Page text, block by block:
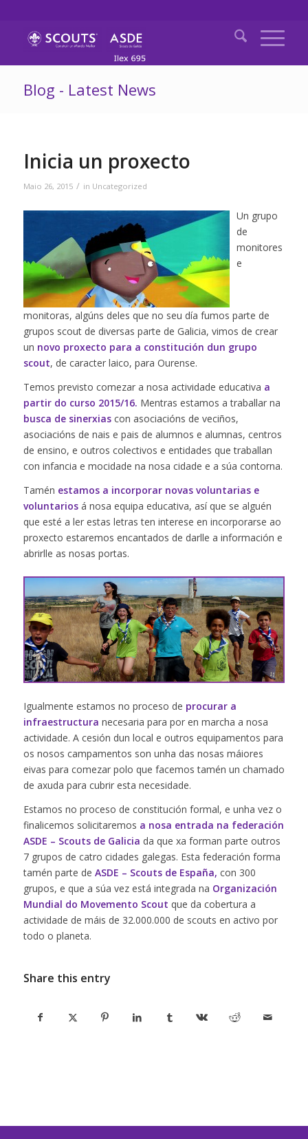
Blog - Latest News
Inicia un proxecto
Maio 26, 2015 / in Uncategorized
Un grupo
de
monitores
e
monitoras, algúns deles que no seu día fumos parte de
grupos scout de diversas parte de Galicia, vimos de crear
un novo proxecto para a constitución dun grupo
scout, de caracter laico, para Ourense.
Temos previsto comezar a nosa actividade educativa a
partir do curso 2015/16. Mentras estamos a traballar na
busca de sinerxiascon asociacións de veciños,
asociacións de nais e pais de alumnos e alumnas, centros
de ensino, e outros colectivos e entidades que traballan
con infancia e mocidade na nosa cidade e a súa contorna.
Tamén estamos a incorporar novas voluntarias e
voluntariosá nosa equipa educativa, así que se alguén
que esté a ler estas letras ten interese en incorporarse ao
proxecto estaremos encantados de darlle a información e
abrirlle as nosas portas.
Igualmente estamos no proceso de procurar a
infraestructura necesaria para por en marcha a nosa
actividade. A cesión dun local e outros equipamentos para
os nosos campamentos son unha das nosas máiores
eivas para comezar polo que facemos tamén un chamado
de axuda para cubrir esta necesidade.
Estamos no proceso de constitución formal, e unha vez o
finalicemos solicitaremos a nosa entrada na federación
ASDE – Scouts de Galicia da que xa forman parte outros
7 grupos de catro cidades galegas. Esta federación forma
tamén parte de ASDE – Scouts de España, con 300
grupos, e que a súa vez está integrada na Organización
Mundial do Movemento Scout que da cobertura a
actividade de máis de 32.000.000 de scouts en activo por
todo o planeta.
Share this entry